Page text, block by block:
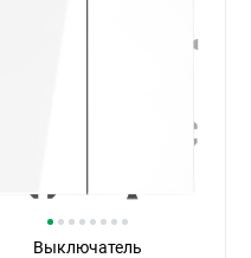
Выключатель